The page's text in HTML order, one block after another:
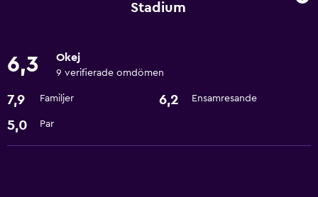
Luftkonditionering
Tillgänglighet och lämplighet
Hiss
Stadium
6,3 Okej
9 verifierade omdömen
7,9 Familjer 6,2 Ensamresande
5,0 Par